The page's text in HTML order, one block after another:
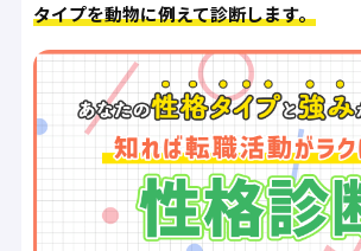
タイプを動物に例えて診断します。